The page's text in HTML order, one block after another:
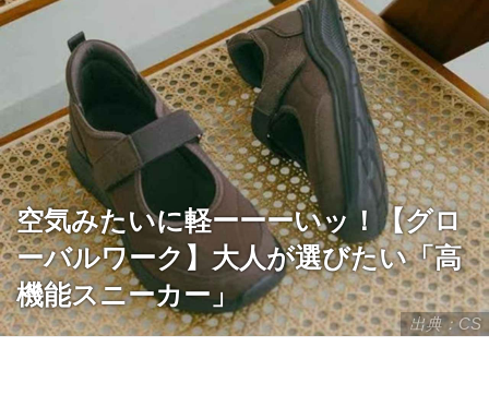
出典：CS
空気みたいに軽ーーーいッ！【グロ
ーバルワーク】大人が選びたい「高
機能スニーカー」